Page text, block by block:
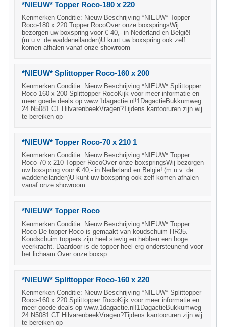
*NIEUW* Topper Roco-180 x 220
Kenmerken Conditie: Nieuw Beschrijving *NIEUW* Topper
Roco-180 x 220 Topper RocoOver onze boxspringsWij
bezorgen uw boxspring voor € 40,- in Nederland en België!
(m.u.v. de waddeneilanden)U kunt uw boxspring ook zelf
komen afhalen vanaf onze showroom
*NIEUW* Splittopper Roco-160 x 200
Kenmerken Conditie: Nieuw Beschrijving *NIEUW* Splittopper
Roco-160 x 200 Splittopper RocoKijk voor meer informatie en
meer goede deals op www.1dagactie.nl!1DagactieBukkumweg
24 N5081 CT HilvarenbeekVragen?Tijdens kantooruren zijn wij
te bereiken op
*NIEUW* Topper Roco-70 x 210 1
Kenmerken Conditie: Nieuw Beschrijving *NIEUW* Topper
Roco-70 x 210 Topper RocoOver onze boxspringsWij bezorgen
uw boxspring voor € 40,- in Nederland en België! (m.u.v. de
waddeneilanden)U kunt uw boxspring ook zelf komen afhalen
vanaf onze showroom
*NIEUW* Topper Roco
Kenmerken Conditie: Nieuw Beschrijving *NIEUW* Topper
Roco De topper Roco is gemaakt van koudschuim HR35.
Koudschuim toppers zijn heel stevig en hebben een hoge
veerkracht. Daardoor is de topper heel erg ondersteunend voor
het lichaam.Over onze boxsp
*NIEUW* Splittopper Roco-160 x 220
Kenmerken Conditie: Nieuw Beschrijving *NIEUW* Splittopper
Roco-160 x 220 Splittopper RocoKijk voor meer informatie en
meer goede deals op www.1dagactie.nl!1DagactieBukkumweg
24 N5081 CT HilvarenbeekVragen?Tijdens kantooruren zijn wij
te bereiken op